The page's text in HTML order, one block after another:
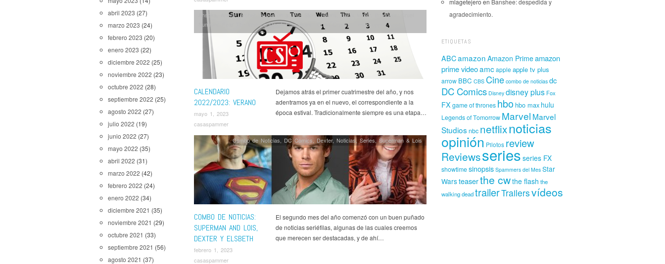
abril 2023 (27)
marzo 2023 (24)
febrero 2023 (20)
enero 2023 (22)
diciembre 2022 (25)
noviembre 2022 (23)
octubre 2022 (28)
septiembre 2022 (25)
agosto 2022 (27)
julio 2022 (19)
junio 2022 (27)
mayo 2022 (35)
abril 2022 (31)
marzo 2022 (42)
febrero 2022 (24)
enero 2022 (34)
diciembre 2021 (35)
noviembre 2021 (29)
octubre 2021 (33)
septiembre 2021 (56)
agosto 2021 (37)
CALENDARIO
2022/2023: VERANO
mayo 1, 2023
casaspammer
Ahsoka Anime,Archer Based on a True Story,Billions ,Black Mirror Breeders
Summer
Fear The Walking Dead,Foundation Good Omens Heartstopper ,Heels
Invasion,Jack Ryan,Jujutsu Kaisen,Justified,La Unidad,Marvel,Mayans MC,Nancy
Drew , NieR: Automata ,Noticias,One Piece ,Only Murders in the Building
Rapa , Secret Invasion Series,Silo ,Solar Opposites,Star Trek Strange New Worlds
Star Wars
Star Wars Visions,The Afterparty,The Bear The Crowded Room ,The
Great , The Witcher,Warrior,What We Do in the Shadows White House Plumbers
Winning Time: The Rise of the Lakers Dynasty
Dejamos atrás el primer cuatrimestre del año, y nos
adentramos ya en el nuevo, el correspondiente a la
época estival. Tradicionalmente siempre es una etapa…
COMBO DE NOTICIAS:
SUPERMAN AND LOIS,
DEXTER Y ELSBETH
febrero 1, 2023
casaspammer
Combo de Noticias DC Comics Dexter,Noticias,Series,Superman & Lois
El segundo mes del año comenzó con un buen puñado
de noticias seriéfilas, algunas de las cuales creemos
que merecen ser destacadas, y de ahí…
mlagetejero en Banshee: despedida y
agradecimiento.
ETIQUETAS
ABCamazon Amazon Primeamazon
prime videoamcapple apple tv plus
arrow BBC CBS Cine combo de noticias dc
DC Comics Disney disney plus Fox
FX game of thrones hbo hbo max hulu
Legends of Tomorrow Marvel Marvel
Studios nbc netflixnoticias
opinión Pilotos review
Reviewsseries series FX
showtimesinopsis Spammers del Mes Star
Warsteaserthe cwthe flash the
walking deadtrailerTrailersvídeos